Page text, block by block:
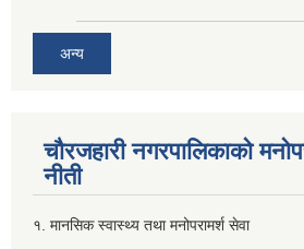
अन्य
चौरजहारी नगरपालिकाको
नीती
१. मानसिक स्वास्थ्य तथा मनोपरामर्श सेवा